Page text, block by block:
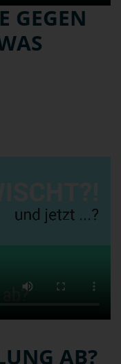
GEGEN
AB?